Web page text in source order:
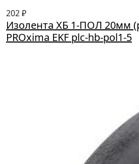
202 ₽
Изолента ХБ 1-ПОЛ 20мм
PROxima EKF plc-hb-pol1-5